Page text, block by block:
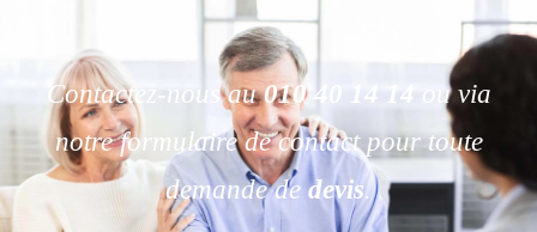
Contactez-nous au010 40 14 14
ou via
notre formulaire de contact pour toute
demande de devis.